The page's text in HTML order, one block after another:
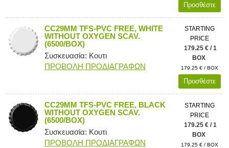
Προσθέστε
CC29MM TFS-PVC FREE, WHITE
WITHOUT OXYGEN SCAV.
(6500/BOX)
Συσκευασία: Κουτι
ΠΡΟΒΟΛΗ ΠΡΟΔΙΑΓΡΑΦΩΝ
STARTING
PRICE
179.25 € / 1
BOX
179.25 € / BOX
Προσθέστε
CC29MM TFS-PVC FREE, BLACK
WITHOUT OXYGEN SCAV.
(6500/BOX)
Συσκευασία: Κουτι
ΠΡΟΒΟΛΗ ΠΡΟΔΙΑΓΡΑΦΩΝ
STARTING
PRICE
179.25 € / 1
BOX
179.25 € / BOX